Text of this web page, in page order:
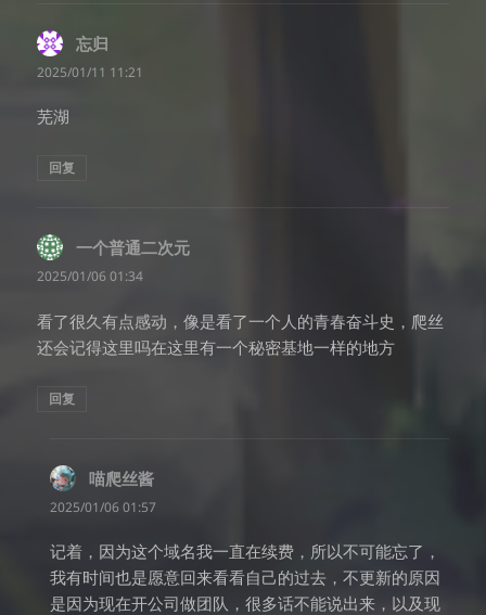
忘归
道：
2025/01/11 11:21
芜湖
回复
一个普通二次元
2025/01/06 01:34
看了很久有点感动，像是看了一个人的青春奋斗史，爬丝
还会记得这里吗在这里有一个秘密基地一样的地方
回复
喵爬丝酱
道：
2025/01/06 01:57
记着，因为这个域名我一直在续费，所以不可能忘了，
我有时间也是愿意回来看看自己的过去，不更新的原因
是因为现在开公司做团队，很多话不能说出来，以及现